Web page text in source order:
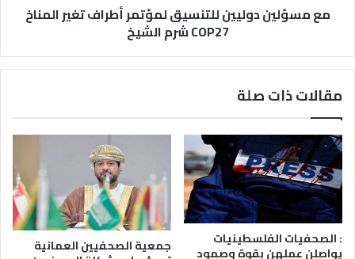
مع مسؤلين دوليين للتنسيق لمؤتمر أطراف تغير المناخ
COP27 شرم الشيخ
مقالات ذات صلة
: الصحفيات الفلسطينيات
يواصلن عملهن بقوة وصمود جمعية الصحفيين العمانية